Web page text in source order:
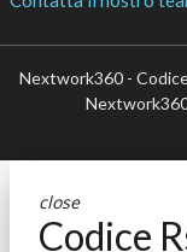
Nextwork360 -
close
Codice